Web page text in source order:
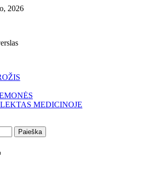
2026
MEDICINOJE